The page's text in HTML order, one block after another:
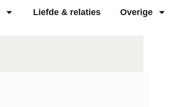
Liefde & relaties Overige